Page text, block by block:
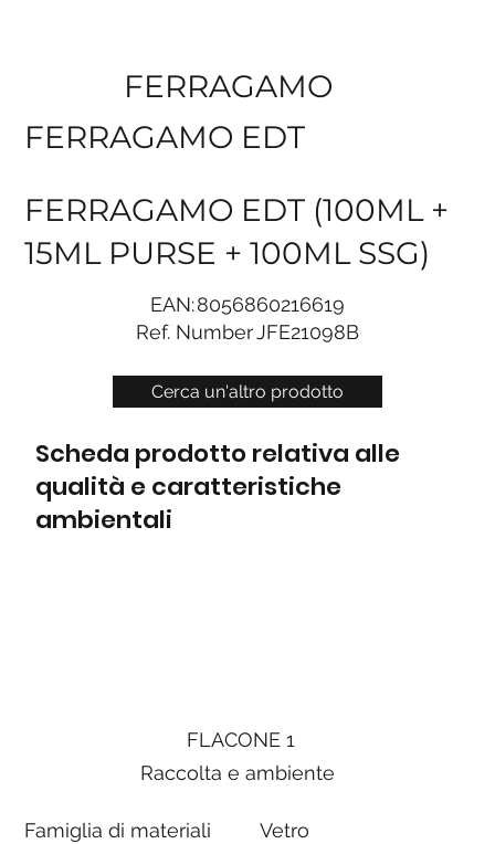
Cerca un'altro prodotto
FERRAGAMO
FERRAGAMO EDT
FERRAGAMO EDT (100ML +
15ML PURSE + 100ML SSG)
EAN:8056860216619
Ref. NumberJFE21098B
Scheda prodotto relativa alle
qualità e caratteristiche
ambientali
FLACONE 1
Raccolta e ambiente
Famiglia di materiali Vetro